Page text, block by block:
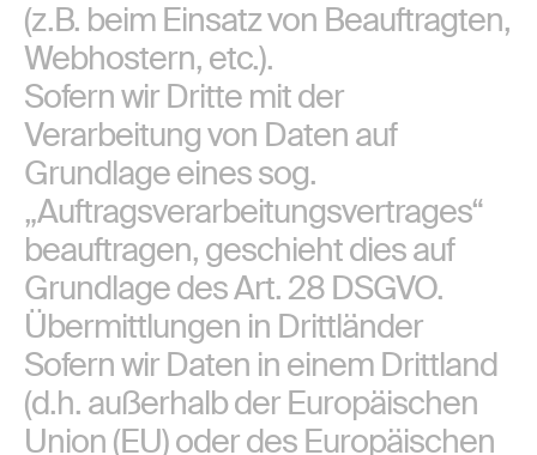
(z.B. beim Einsatz von Beauftragten,
Webhostern, etc.).
Sofern wir Dritte mit der
Verarbeitung von Daten auf
Grundlage eines sog.
„Auftragsverarbeitungsvertrages“
beauftragen, geschieht dies auf
Grundlage des Art. 28 DSGVO.
Übermittlungen in Drittländer
Sofern wir Daten in einem Drittland
(d.h. außerhalb der Europäischen
Union (EU) oder des Europäischen